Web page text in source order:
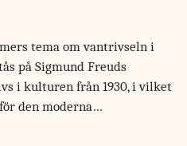
tema om vantrivseln i
på Sigmund Freuds
i kulturen från 1930, i vilket
den moderna…